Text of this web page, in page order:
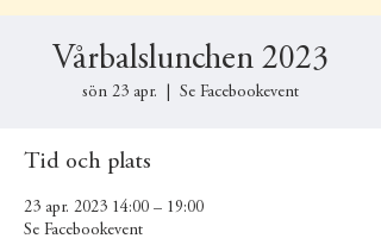
Vårbalslunchen 2023
sön 23 apr. Se Facebookevent
Tid och plats
23 apr. 2023 14:00 – 19:00
Se Facebookevent